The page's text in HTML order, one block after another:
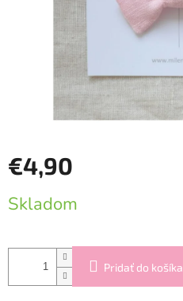
€4,90
cena:
Skladom
Pridať do košíka